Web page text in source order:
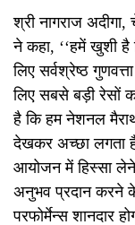
श्री नागराज
ने कहा, ‘‘हमें खुशी
लिए सर्वश्रेष्ठ
लिए सबसे बड़ी रेसों
है कि हम नेशनल
देखकर अच्छा लगता
आयोजन में हिस्सा
अनुभव प्रदान करने
परफोर्मेन्स शानदार